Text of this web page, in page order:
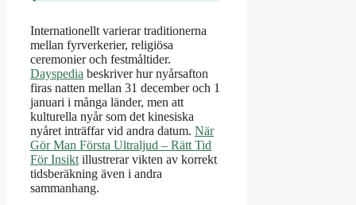
Internationellt varierar traditionerna
mellan fyrverkerier, religiösa
ceremonier och festmåltider.
Dayspedia beskriver hur nyårsafton
firas natten mellan 31 december och 1
januari i många länder, men att
kulturella nyår som det kinesiska
nyåret inträffar vid andra datum. När
Gör Man Första Ultraljud – Rätt Tid
För Insikt illustrerar vikten av korrekt
tidsberäkning även i andra
sammanhang.